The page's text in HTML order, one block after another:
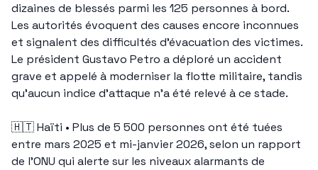
dizaines de blessés parmi les 125 personnes à bord.
Les autorités évoquent des causes encore inconnues
et signalent des difficultés d’évacuation des victimes.
Le président Gustavo Petro a déploré un accident
grave et appelé à moderniser la flotte militaire, tandis
qu’aucun indice d’attaque n’a été relevé à ce stade.
🇭🇹 Haïti • Plus de 5 500 personnes ont été tuées
entre mars 2025 et mi-janvier 2026, selon un rapport
de l’ONU qui alerte sur les niveaux alarmants de